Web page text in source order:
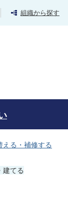
組織から探す
える・補修する
建てる